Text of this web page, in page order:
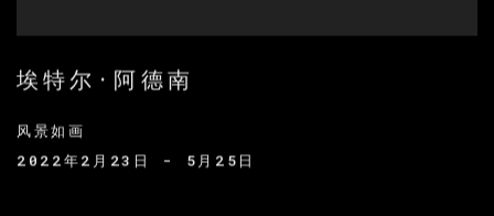
埃特尔·阿德南
风景如画
2022年2月23日 - 5月25日